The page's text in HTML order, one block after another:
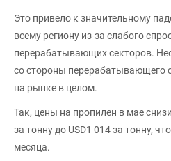
Это привело к значительному
всему региону из-за слабого
перерабатывающих секторов.
со стороны перерабатывающего
на рынке в целом.
Так, цены на пропилен в мае
за тонну до USD1 014 за тонну,
месяца.